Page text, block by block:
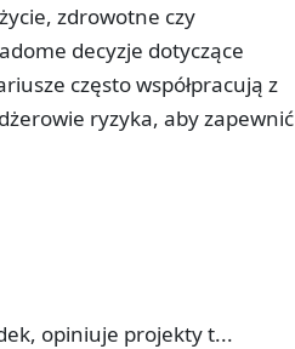
zdrowotne czy
decyzje dotyczące
często współpracują z
ryzyka, aby zapewnić
opiniuje projekty t...